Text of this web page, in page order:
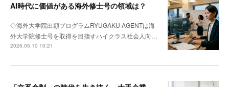
AI時代に価値がある海外修士号の領域は？
◇海外大学院出願プログラムRYUGAKU AGENTは海
外大学院修士号を取得を目指すハイクラス社会人向…
2026.05.10 10:21